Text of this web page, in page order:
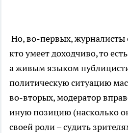
Но, во-первых, журналисты
кто умеет доходчиво, то
а живым языком
политическую ситуацию
во-вторых, модератор
иную позицию (насколько
своей роли – судить